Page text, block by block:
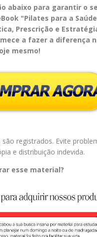
abaixo para garantir o
"Pilates para a Saúde
Prescrição e
a fazer a diferença
mesmo!
registrados. Evite
e distribuição indevida.
esse material?